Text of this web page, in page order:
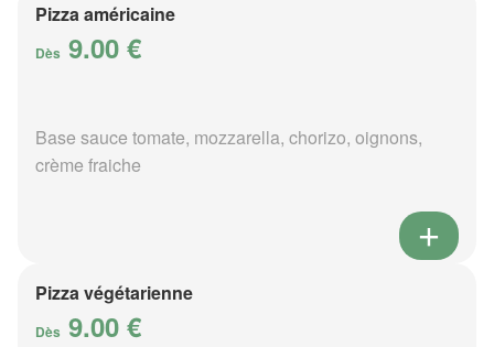
Pizza américaine
Dès 9.00 €
Base sauce tomate, mozzarella, chorizo, oignons,
crème fraiche
Pizza végétarienne
Dès 9.00 €